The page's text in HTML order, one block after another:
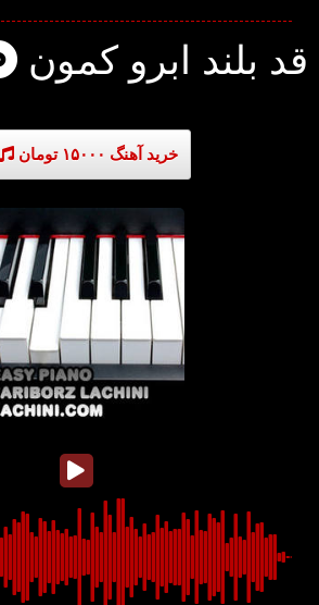
قد بلند ابرو کمون
خرید آهنگ ۱۵۰۰۰ تومان